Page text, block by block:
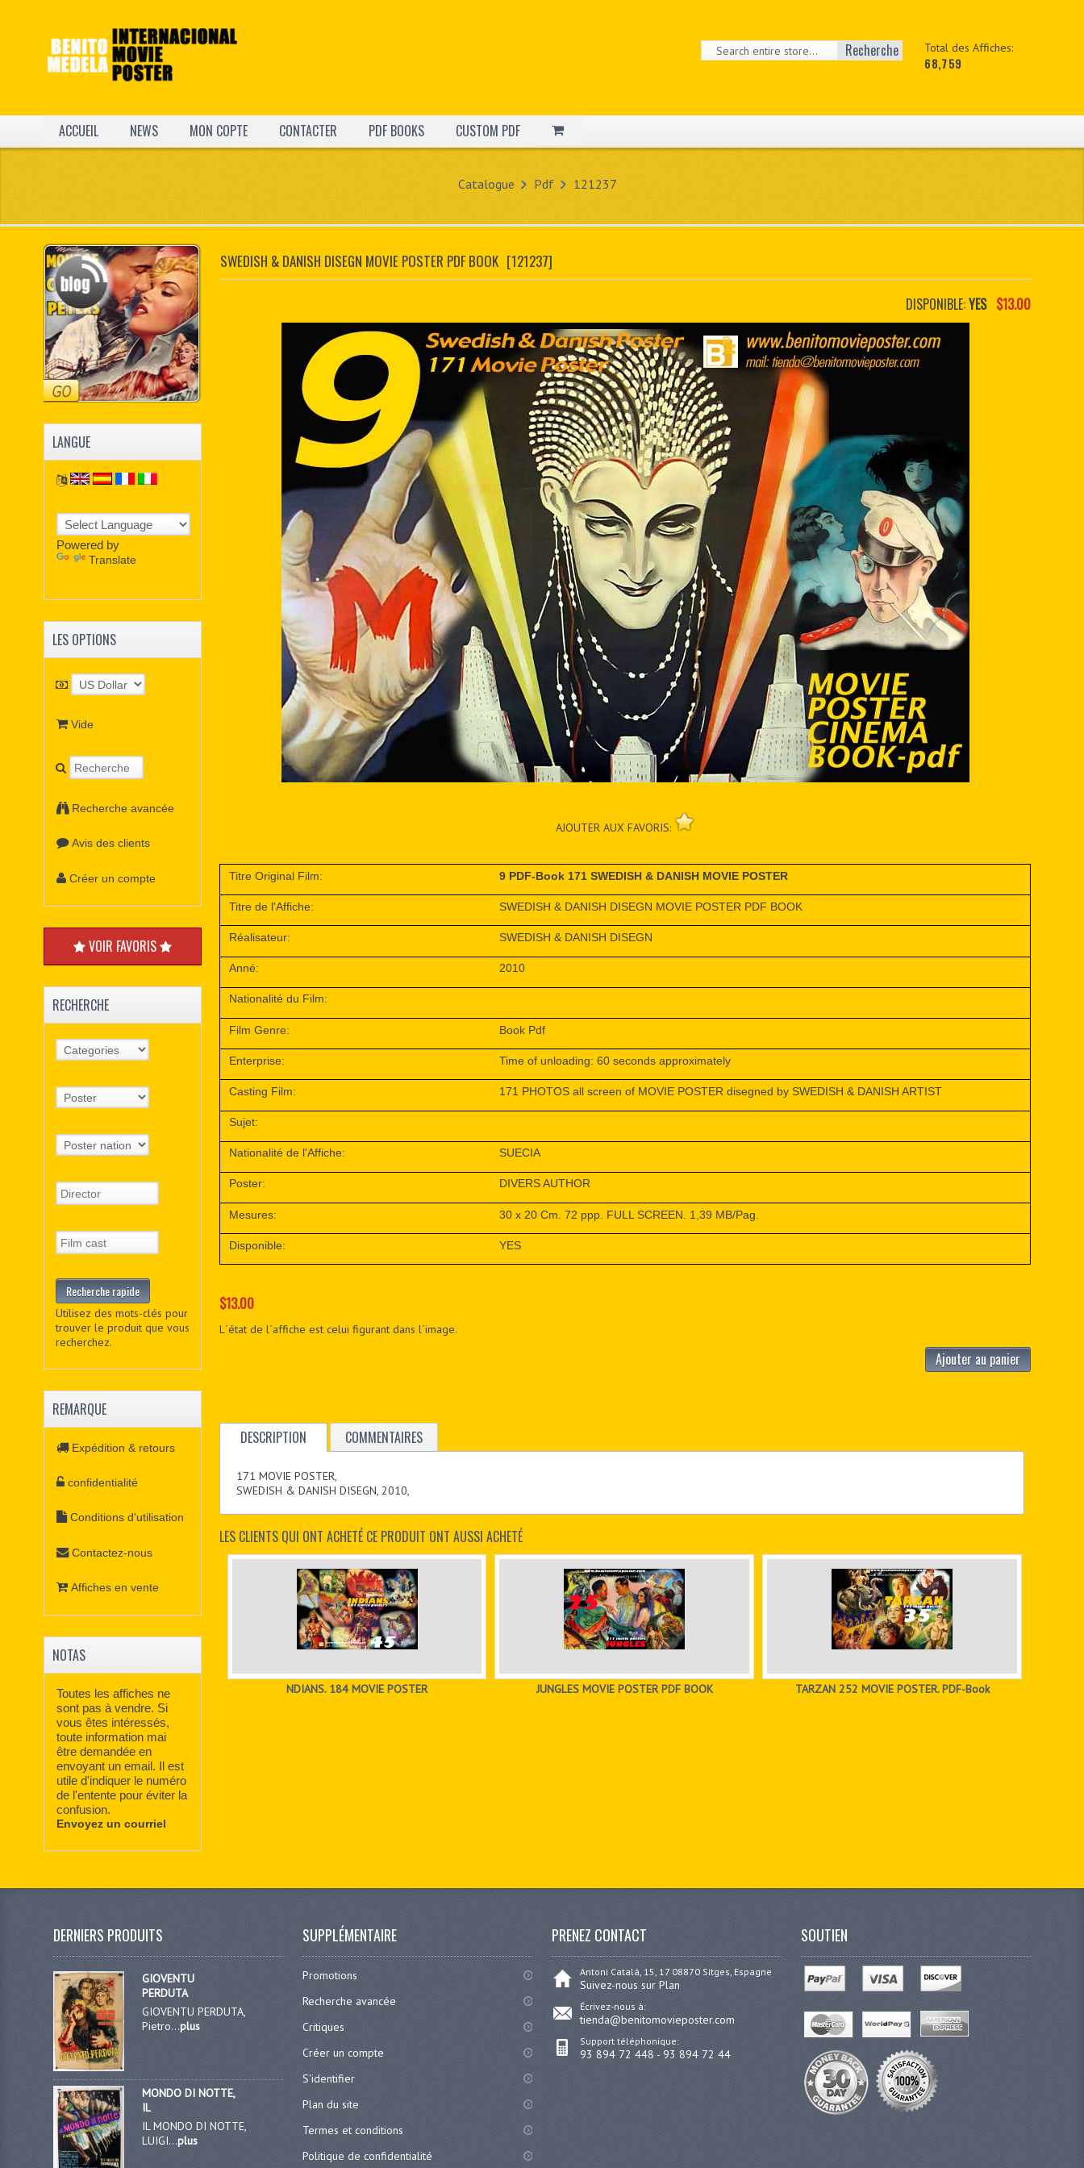
Total des Affiches:
68,759
Recherche
ACCUEIL NEWS MON COPTE CONTACTER PDF BOOKS CUSTOM PDF
Catalogue Pdf 121237
SWEDISH & DANISH DISEGN MOVIE POSTER PDF BOOK [121237]
DISPONIBLE:YES $13.00
AJOUTER AUX FAVORIS:
Titre Original Film: 9 PDF-Book 171 SWEDISH & DANISH MOVIE POSTER
Titre de l'Affiche: SWEDISH & DANISH DISEGN MOVIE POSTER PDF BOOK
Réalisateur: SWEDISH & DANISH DISEGN
Anné: 2010
Nationalité du Film:
Film Genre: Book Pdf
Enterprise: Time of unloading: 60 seconds approximately
Casting Film: 171 PHOTOS all screen of MOVIE POSTER disegned by SWEDISH & DANISH ARTIST
Sujet:
Nationalité de l'Affiche: SUECIA
Poster: DIVERS AUTHOR
Mesures: 30 x 20 Cm. 72 ppp. FULL SCREEN. 1,39 MB/Pag.
Disponible: YES
$13.00
L´état de l´affiche est celui figurant dans l´image.
Ajouter au panier
DESCRIPTION COMMENTAIRES
171 MOVIE POSTER,
SWEDISH & DANISH DISEGN, 2010,
LES CLIENTS QUI ONT ACHETÉ CE PRODUIT ONT AUSSI ACHETÉ
NDIANS. 184 MOVIE POSTER JUNGLES MOVIE POSTER PDF BOOK TARZAN 252 MOVIE POSTER. PDF-Book
LANGUE
Powered by
Translate
LES OPTIONS
Vide
Recherche avancée
Avis des clients
Créer un compte
VOIR FAVORIS
RECHERCHE
Utilisez des mots-clés pour
trouver le produit que vous
recherchez.
REMARQUE
Expédition & retours
confidentialité
Conditions d'utilisation
Contactez-nous
Affiches en vente
NOTAS
Toutes les affiches ne
sont pas à vendre. Si
vous êtes intéressés,
toute information mai
être demandée en
envoyant un email. Il est
utile d'indiquer le numéro
de l'entente pour éviter la
confusion.
Envoyez un courriel
DERNIERS PRODUITS
GIOVENTU
PERDUTA
GIOVENTU PERDUTA,
Pietro...plus
MONDO DI NOTTE,
IL
IL MONDO DI NOTTE,
LUIGI...plus
SUPPLÉMENTAIRE
Promotions
Recherche avancée
Critiques
Créer un compte
S'identifier
Plan du site
Termes et conditions
Politique de confidentialité
PRENEZ CONTACT
Antoni Catalá, 15, 17 08870 Sitges, Espagne
Suivez-nous sur Plan
Écrivez-nous à:
tienda@benitomovieposter.com
Support téléphonique:
93 894 72 448 - 93 894 72 44
SOUTIEN